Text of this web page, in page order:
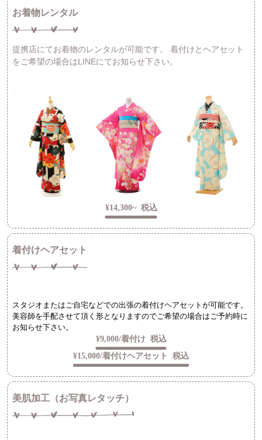
お着物レンタル
提携店にてお着物のレンタルが可能です。
着付けとヘアセット
をご希望の場合はLINEにてお知らせ下さい。
¥14,300~ 税込
着付けヘアセット
スタジオまたはご自宅などでの出張の着付けヘアセットが可能です。
美容師を手配させて頂く形となりますのでご希望の場合はご予約時に
お知らせ下さい。
¥9,000/着付け 税込
¥15,000/着付けヘアセット
税込
美肌加工（お写真レタッチ）